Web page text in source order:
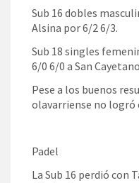
Sub 16 dobles
Alsina por 6/2 6/3.
Sub 18 singles
6/0 6/0 a San
Pese a los buenos
olavarriense no logró
Padel
La Sub 16 perdió con